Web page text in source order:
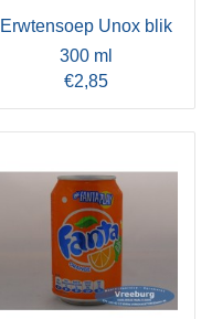
Erwtensoep Unox blik
300 ml
€2,85